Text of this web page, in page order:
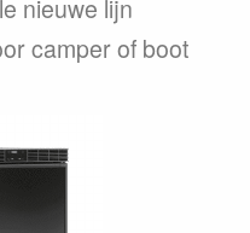
nieuwe lijn
camper of boot